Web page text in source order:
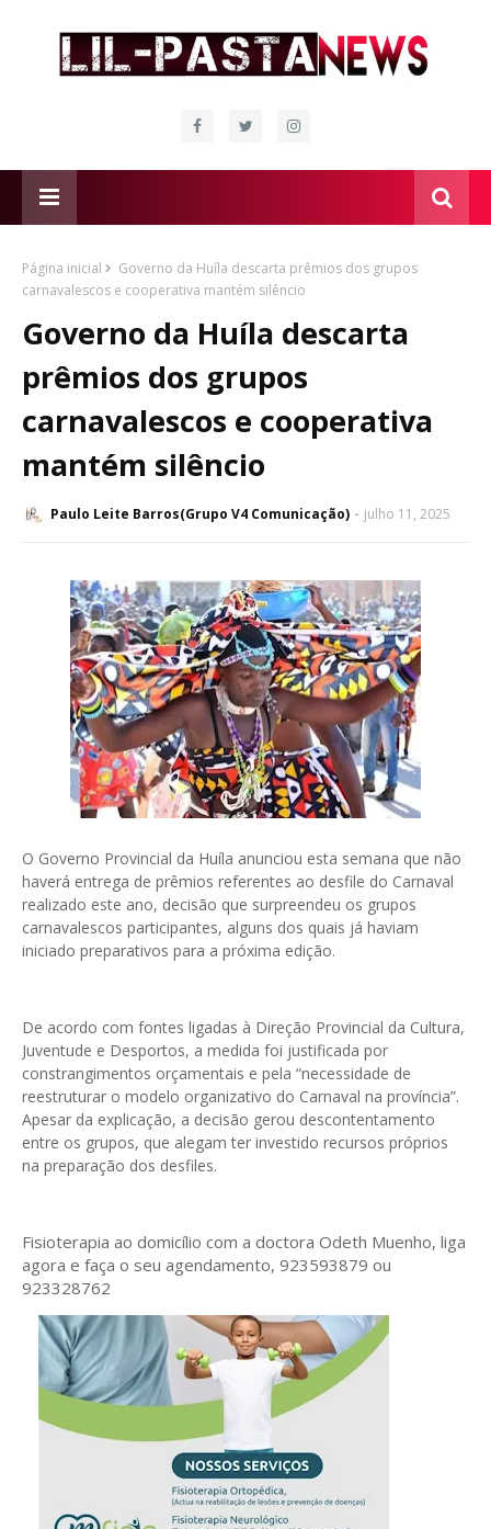
Página inicial
Governo da Huíla descarta prêmios dos grupos
carnavalescos e cooperativa mantém silêncio
Governo da Huíla descarta
prêmios dos grupos
carnavalescos e cooperativa
mantém silêncio
Paulo Leite Barros(Grupo V4 Comunicação) julho 11, 2025
O Governo Provincial da Huíla anunciou esta semana que não
haverá entrega de prêmios referentes ao desfile do Carnaval
realizado este ano, decisão que surpreendeu os grupos
carnavalescos participantes, alguns dos quais já haviam
iniciado preparativos para a próxima edição.
De acordo com fontes ligadas à Direção Provincial da Cultura,
Juventude e Desportos, a medida foi justificada por
constrangimentos orçamentais e pela “necessidade de
reestruturar o modelo organizativo do Carnaval na província”.
Apesar da explicação, a decisão gerou descontentamento
entre os grupos, que alegam ter investido recursos próprios
na preparação dos desfiles.
Fisioterapia ao domicílio com a doctora Odeth Muenho, liga
agora e faça o seu agendamento, 923593879 ou
923328762